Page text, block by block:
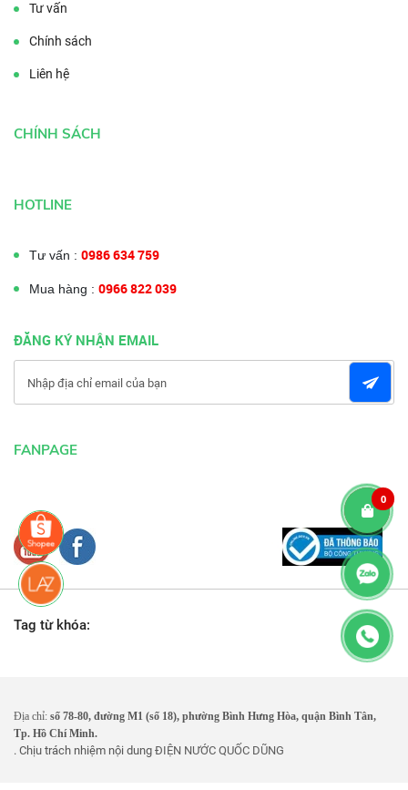
Tư vấn
Chính sách
Liên hệ
CHÍNH SÁCH
HOTLINE
Tư vấn : 0986 634 759
Mua hàng : 0966 822 039
ĐĂNG KÝ NHẬN EMAIL
FANPAGE
Tag từ khóa:
Địa chỉ: số 78-80, đường M1 (số 18), phường Bình Hưng Hòa, quận Bình Tân,
Tp. Hồ Chí Minh.
. Chịu trách nhiệm nội dung ĐIỆN NƯỚC QUỐC DŨNG
0